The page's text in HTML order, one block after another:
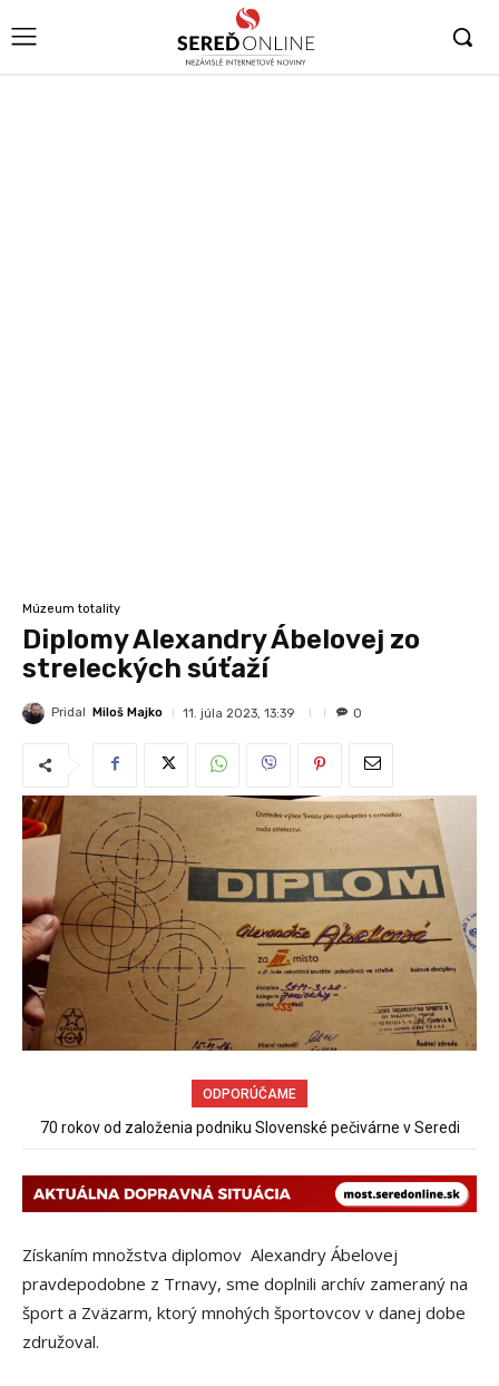
Múzeum totality
Diplomy Alexandry Ábelovej zo
streleckých súťaží
Pridal Miloš Majko 11. júla 2023, 13:39 0
ODPORÚČAME
Spor rybárov o rybársky revír pokračuje
Získaním množstva diplomov Alexandry Ábelovej
pravdepodobne z Trnavy, sme doplnili archív zameraný na
šport a Zväzarm, ktorý mnohých športovcov v danej dobe
združoval.